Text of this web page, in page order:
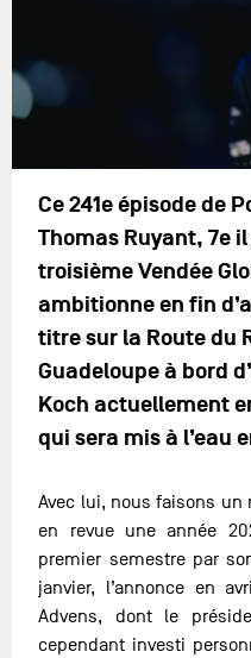
Ce 241e épisode de
Thomas Ruyant, 7e
troisième Vendée
ambitionne en fin
titre sur la Route du
Guadeloupe à bord
Koch actuellement
qui sera mis à l’eau
Avec lui, nous faisons un
en revue une année
premier semestre par
janvier, l’annonce en
Advens, dont le
cependant investi